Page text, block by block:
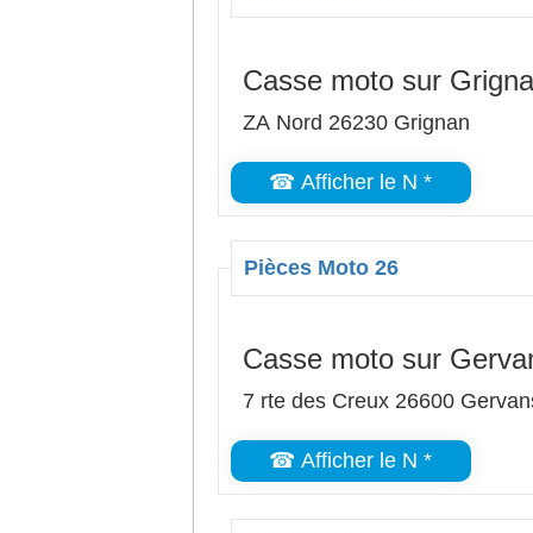
Casse moto sur
ZA Nord 26230 Grignan
☎ Afficher le N *
Pièces Moto 26
Casse moto sur
7 rte des Creux 26600
☎ Afficher le N *